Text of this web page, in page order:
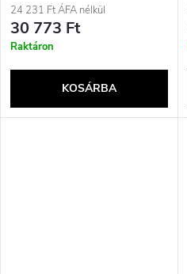
24 231 Ft ÁFA nélkül
30 773 Ft
Raktáron
KOSÁRBA